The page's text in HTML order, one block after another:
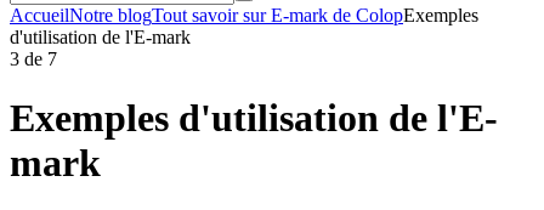
AccueilNotre blogTout savoir sur E-mark de ColopExemples
d'utilisation de l'E-mark
3 de 7
Exemples d'utilisation de l'E-
mark